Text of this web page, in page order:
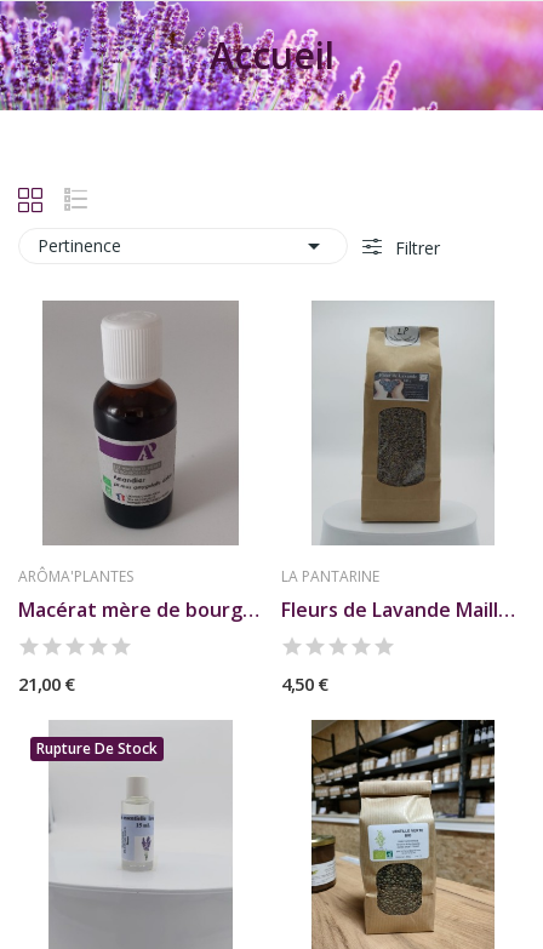
Accueil
Pertinence  Filtrer
ARÔMA'PLANTES
Macérat mère de bourgeons d'Amandier
21,00 €
LA PANTARINE
Fleurs de Lavande Maillette - 200g - La Pantarine
4,50 €
Rupture De Stock